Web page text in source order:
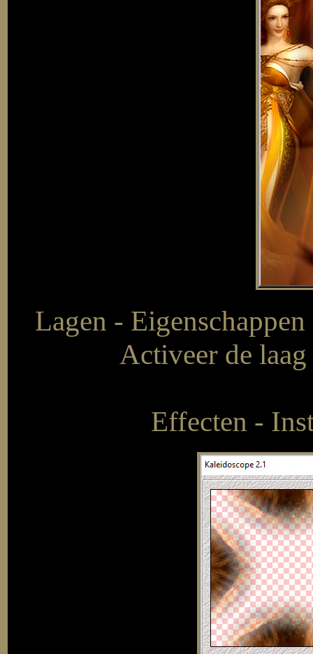
Lagen -
Activeer de
Effecten -